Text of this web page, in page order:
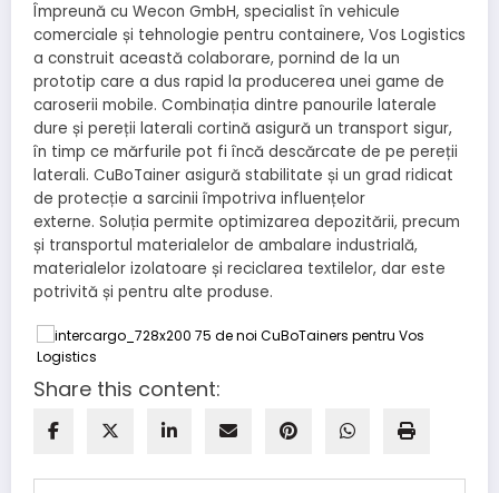
Împreună cu Wecon GmbH, specialist în vehicule
comerciale și tehnologie pentru containere, Vos Logistics
a construit această colaborare, pornind de la un
prototip care a dus rapid la producerea unei game de
caroserii mobile. Combinația dintre panourile laterale
dure și pereții laterali cortină asigură un transport sigur,
în timp ce mărfurile pot fi încă descărcate de pe pereții
laterali. CuBoTainer asigură stabilitate și un grad ridicat
de protecție a sarcinii împotriva influențelor
externe. Soluția permite optimizarea depozitării, precum
și transportul materialelor de ambalare industrială,
materialelor izolatoare și reciclarea textilelor, dar este
potrivită și pentru alte produse.
Share this content: